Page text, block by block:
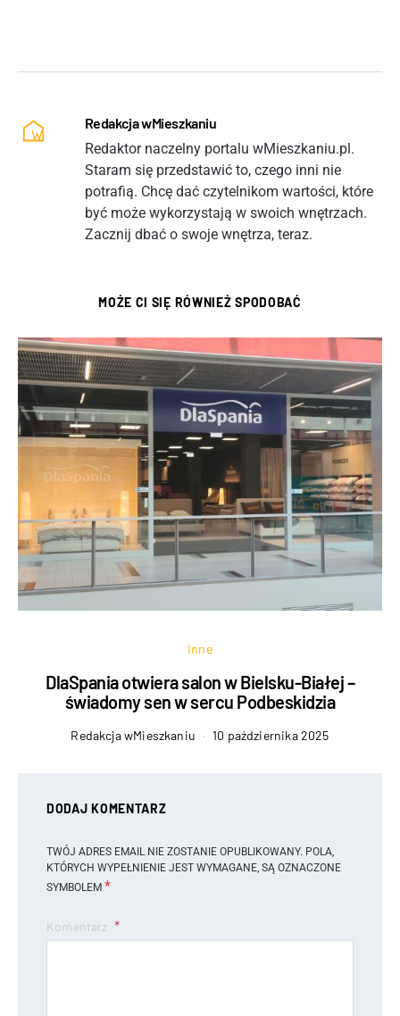
Redakcja wMieszkaniu
Redaktor naczelny portalu wMieszkaniu.pl.
Staram się przedstawić to, czego inni nie
potrafią. Chcę dać czytelnikom wartości, które
być może wykorzystają w swoich wnętrzach.
Zacznij dbać o swoje wnętrza, teraz.
MOŻE CI SIĘ RÓWNIEŻ SPODOBAĆ
Inne
DlaSpania otwiera salon w Bielsku-Białej –
świadomy sen w sercu Podbeskidzia
Redakcja wMieszkaniu 10 października 2025
DODAJ KOMENTARZ
TWÓJ ADRES EMAIL NIE ZOSTANIE OPUBLIKOWANY. POLA,
KTÓRYCH WYPEŁNIENIE JEST WYMAGANE, SĄ OZNACZONE
SYMBOLEM *
Komentarz